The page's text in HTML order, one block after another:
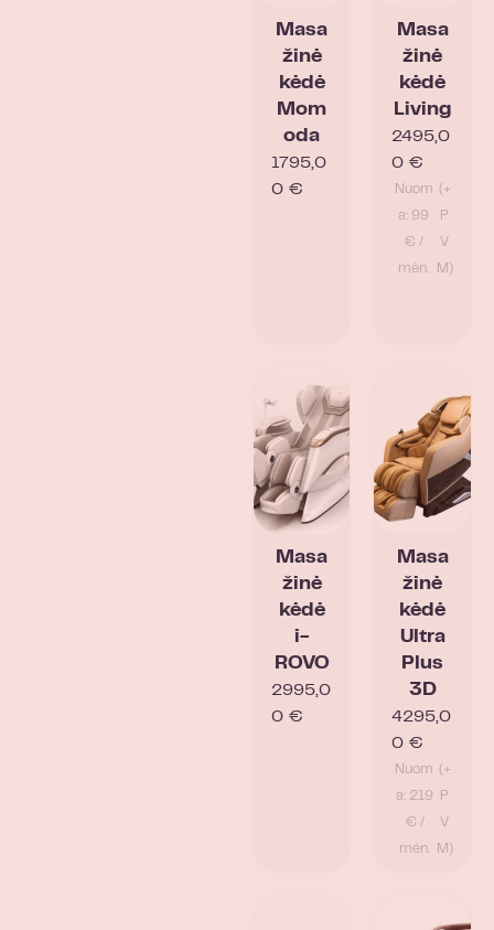
Masa
žinė
kėdė
Mom
oda
1795,0
0 €
Masa
žinė
kėdė
Living
2495,0
0 €
Nuom
a: 99
€ /
mėn.
(+
P
V
M)
Masa
žinė
kėdė
i-
ROVO
2995,0
0 €
Masa
žinė
kėdė
Ultra
Plus
3D
4295,0
0 €
Nuom
a: 219
€ /
mėn.
(+
P
V
M)